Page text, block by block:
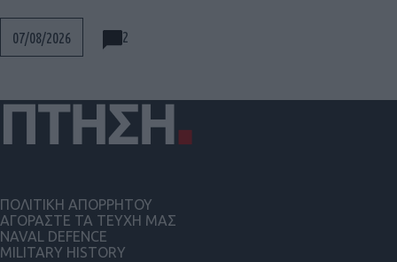
07/08/2026 2
ΠΟΛΙΤΙΚΗ ΑΠΟΡΡΗΤΟΥ
ΑΓΟΡΑΣΤΕ ΤΑ ΤΕΥΧΗ ΜΑΣ
NAVAL DEFENCE
MILITARY HISTORY